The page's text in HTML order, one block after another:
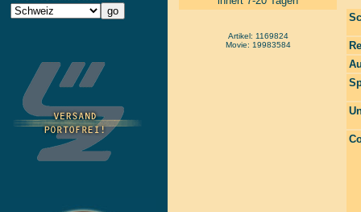
Artikel: 1169824
Movie: 19983584